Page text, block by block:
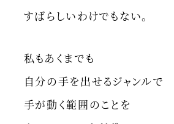
すばらしいわけでもない。
私もあくまでも
自分の手を出せるジャンルで
手が動く範囲のことを